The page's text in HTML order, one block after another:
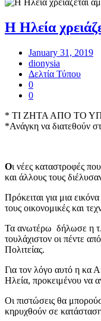
Η Ηλεία
January 31, 2019
dionysia
Δελτία Τύπου
0
0
* ΤΙ ΖΗΤΑ ΑΠΟ ΤΟ
*Ανάγκη να διατεθούν
Οι νέες καταστροφές
και άλλους τους
Πρόκειται για μια
τους οικονομικές και
Τα ανωτέρω δήλωσε η τ.
τουλάχιστον οι πέντε
Πολιτείας.
Για τον λόγο αυτό η κα
Ηλεία, προκειμένου να
Οι πιστώσεις θα
κηρυχθούν σε